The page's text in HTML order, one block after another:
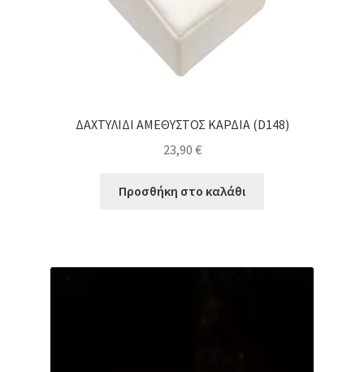
ΔΑΧΤΥΛΙΔΙ ΑΜΕΘΥΣΤΟΣ ΚΑΡΔΙΑ (D148)
23,90 €
Προσθήκη στο καλάθι